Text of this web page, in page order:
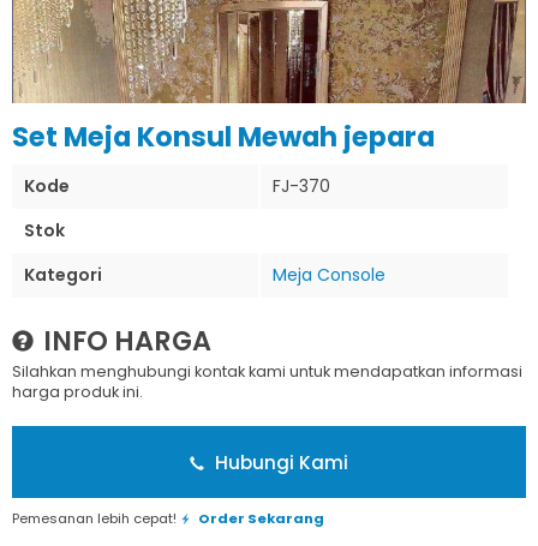
Set Meja Konsul Mewah jepara
Kode
FJ-370
Stok
Kategori
Meja Console
INFO HARGA
Silahkan menghubungi kontak kami untuk mendapatkan informasi
harga produk ini.
Hubungi Kami
Pemesanan lebih cepat! Order Sekarang